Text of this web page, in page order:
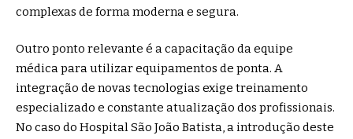
complexas de forma moderna e segura.
Outro ponto relevante é a capacitação da equipe
médica para utilizar equipamentos de ponta. A
integração de novas tecnologias exige treinamento
especializado e constante atualização dos profissionais.
No caso do Hospital São João Batista, a introdução deste